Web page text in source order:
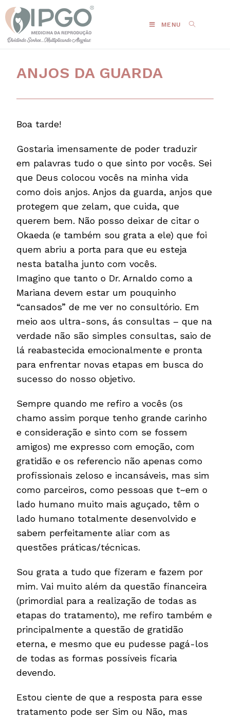
MENU
ANJOS DA GUARDA
Boa tarde!
Gostaria imensamente de poder traduzir
em palavras tudo o que sinto por vocês. Sei
que Deus colocou vocês na minha vida
como dois anjos. Anjos da guarda, anjos que
protegem que zelam, que cuida, que
querem bem. Não posso deixar de citar o
Okaeda (e também sou grata a ele) que foi
quem abriu a porta para que eu esteja
nesta batalha junto com vocês.
Imagino que tanto o Dr. Arnaldo como a
Mariana devem estar um pouquinho
“cansados” de me ver no consultório. Em
meio aos ultra-sons, ás consultas – que na
verdade não são simples consultas, saio de
lá reabastecida emocionalmente e pronta
para enfrentar novas etapas em busca do
sucesso do nosso objetivo.
Sempre quando me refiro a vocês (os
chamo assim porque tenho grande carinho
e consideração e sinto com se fossem
amigos) me expresso com emoção, com
gratidão e os referencio não apenas como
profissionais zeloso e incansáveis, mas sim
como parceiros, como pessoas que t~em o
lado humano muito mais aguçado, têm o
lado humano totalmente desenvolvido e
sabem perfeitamente aliar com as
questões práticas/técnicas.
Sou grata a tudo que fizeram e fazem por
mim. Vai muito além da questão financeira
(primordial para a realização de todas as
etapas do tratamento), me refiro também e
principalmente a questão de gratidão
eterna, e mesmo que eu pudesse pagá-los
de todas as formas possíveis ficaria
devendo.
Estou ciente de que a resposta para esse
tratamento pode ser Sim ou Não, mas